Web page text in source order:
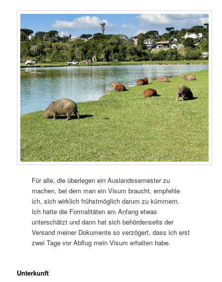
Für alle, die überlegen ein Auslandssemester zu
machen, bei dem man ein Visum braucht, empfehle
ich, sich wirklich frühstmöglich darum zu kümmern.
Ich hatte die Formalitäten am Anfang etwas
unterschätzt und dann hat sich behördenseits der
Versand meiner Dokumente so verzögert, dass ich erst
zwei Tage vor Abflug mein Visum erhalten habe.
Unterkunft